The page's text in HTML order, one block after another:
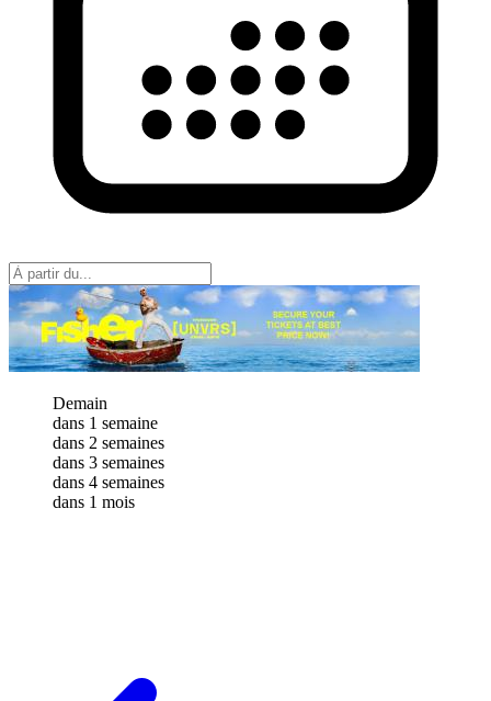
Demain
dans 1 semaine
dans 2 semaines
dans 3 semaines
dans 4 semaines
dans 1 mois